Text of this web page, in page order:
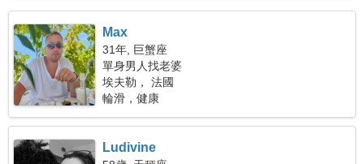
Max
31年, 巨蟹座
單身男人找老婆
埃夫勒， 法國
輪滑，健康
Ludivine